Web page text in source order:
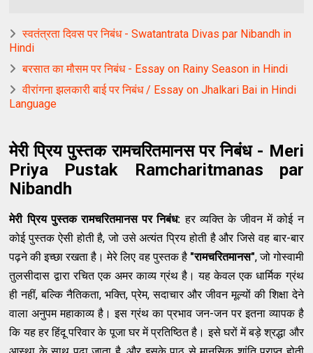
स्वतंत्रता दिवस पर निबंध - Swatantrata Divas par Nibandh in
Hindi
बरसात का मौसम पर निबंध - Essay on Rainy Season in Hindi
वीरांगना झलकारी बाई पर निबंध / Essay on Jhalkari Bai in Hindi
Language
मेरी प्रिय पुस्तक रामचरितमानस पर निबंध - Meri
Priya Pustak Ramcharitmanas par
Nibandh
मेरी प्रिय पुस्तक रामचरितमानस पर निबंध:हर व्यक्ति के जीवन में कोई न
कोई पुस्तक ऐसी होती है, जो उसे अत्यंत प्रिय होती है और जिसे वह बार-बार
पढ़ने की इच्छा रखता है। मेरे लिए वह पुस्तक है "रामचरितमानस", जो गोस्वामी
तुलसीदास द्वारा रचित एक अमर काव्य ग्रंथ है। यह केवल एक धार्मिक ग्रंथ
ही नहीं, बल्कि नैतिकता, भक्ति, प्रेम, सदाचार और जीवन मूल्यों की शिक्षा देने
वाला अनुपम महाकाव्य है। इस ग्रंथ का प्रभाव जन-जन पर इतना व्यापक है
कि यह हर हिंदू परिवार के पूजा घर में प्रतिष्ठित है। इसे घरों में बड़े श्रद्धा और